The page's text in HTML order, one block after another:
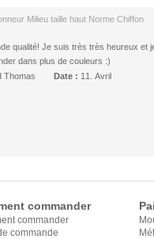
Milieu taille haut Norme Chiffon
qualité! Je suis très très heureux et
dans plus de couleurs :)
Thomas Date : 11. Avril
commander
commander
commande